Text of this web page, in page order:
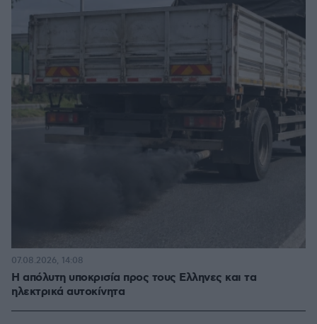
Η απόλυτη υποκρισία προς τους Ελληνες και τα
ηλεκτρικά αυτοκίνητα
07.08.2026, 14:08